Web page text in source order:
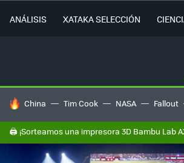
ANÁLISIS XATAKA SELECCIÓN
HOY SE HABLA DE
China Tim Cook NASA Fallout
🖨️ ¡Sorteamos una impresora 3D Bambu Lab